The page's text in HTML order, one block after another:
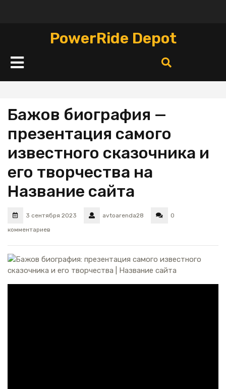
PowerRide Depot
Кнопка
Открыть
Бажов биография —
презентация самого
известного сказочника и
его творчества на
Название сайта
3 сентября 2023 avtoarenda28
0
комментариев